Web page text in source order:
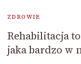
ZDROWIE
Rehabilitacja
jaka bardzo w